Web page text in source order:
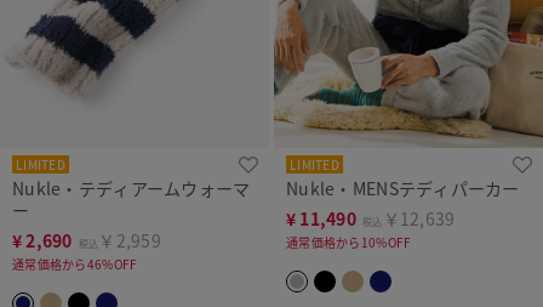
LIMITED
Nukle・テディアームウォーマ
ー
¥2,690 税込 ￥2,959
通常価格から46%OFF
LIMITED
Nukle・MENSテディパーカー
¥ 11,490 税込 ￥12,639
通常価格から10%OFF